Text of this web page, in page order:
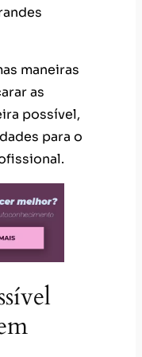
maneiras
as
possível,
para o